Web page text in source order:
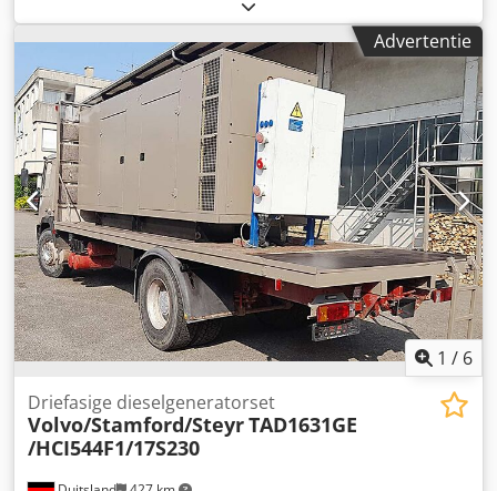
asconfiguratie:2 assen, kleur:rood, soort overbrenging:
, * Steyr 590 132 L38 4x2 * Brandweerwagen *
Hogedruk-reinigingskanon * Handgeschakelde
versnellingsbak * FIN : 590183232320135 * Motortype :
610.18 * Kw : 97 * Cilinderinhoud : 5976 cc * Eigen gewicht
: 5190 kg * Laadvermogen : 3235 kg * Totaalgewicht : 8500
kg * Wielbasis : 3800 mm Chodsmmduzepfx Aivea *
Voertuiglengte : 5900 mm * Voertuigbreedte : 2300 mm *
Voertuighoogte : 2900 mm * Banden : 8.25 R 16 * Prijs
netto * Alle gegevens zonder garantie Tel./WhatsApp:
Advertentie
1 / 6
Driefasige dieselgeneratorset
Volvo/Stamford/SteyrTAD1631GE
/HCI544F1/17S230